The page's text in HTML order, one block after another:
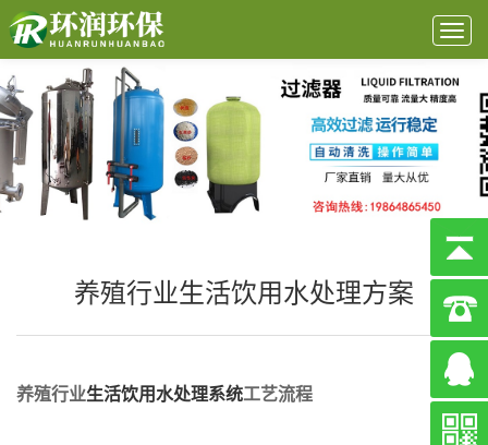
养殖行业生活饮用水处理方案
养殖行业生活饮用水处理系统工艺流程